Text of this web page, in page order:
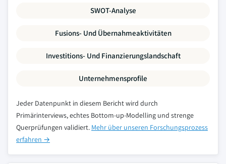
SWOT-Analyse
Fusions- Und Übernahmeaktivitäten
Investitions- Und Finanzierungslandschaft
Unternehmensprofile
Jeder Datenpunkt in diesem Bericht wird durch
Primärinterviews, echtes Bottom-up-Modelling und strenge
Querprüfungen validiert. Mehr über unseren Forschungsprozess
erfahren →